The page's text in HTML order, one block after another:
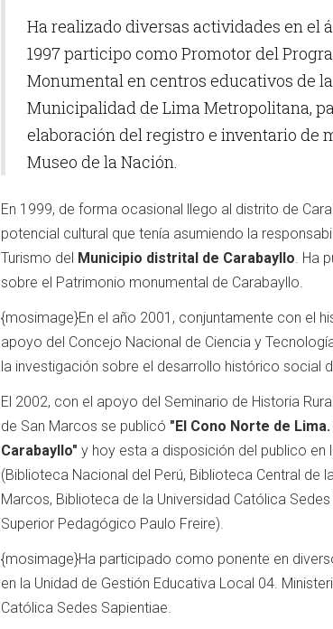
Ha realizado diversas actividades en el
1997 participo como Promotor del
Monumental en centros educativos de
Municipalidad de Lima Metropolitana,
elaboración del registro e inventario de
Museo de la Nación.
En 1999, de forma ocasional llego al distrito de
potencial cultural que tenía asumiendo la
Turismo del Municipio distrital de Carabayllo. Ha
sobre el Patrimonio monumental de Carabayllo.
{mosimage}En el año 2001, conjuntamente con el
apoyo del Concejo Nacional de Ciencia y
la investigación sobre el desarrollo histórico social
El 2002, con el apoyo del Seminario de Historia
de San Marcos se publicó "El Cono Norte de
Carabayllo" y hoy esta a disposición del publico
(Biblioteca Nacional del Perú, Biblioteca Central de
Marcos, Biblioteca de la Universidad Católica
Superior Pedagógico Paulo Freire).
{mosimage}Ha participado como ponente en
en la Unidad de Gestión Educativa Local 04.
Católica Sedes Sapientiae.